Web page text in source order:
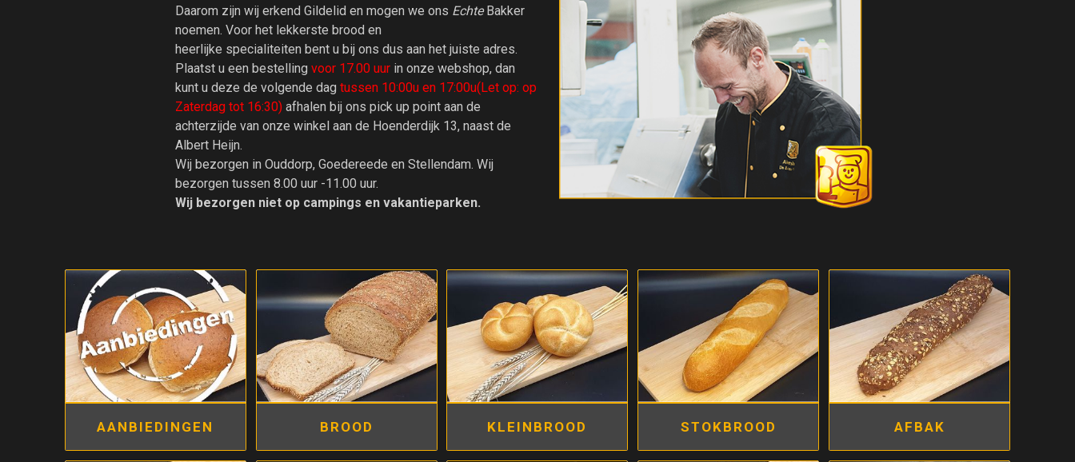
Daarom zijn wij erkend Gildelid en mogen we ons EchteBakker
noemen. Voor het lekkerste brood en
heerlijke specialiteiten bent u bij ons dus aan het juiste adres.
Plaatst u een bestelling voor 17.00 uurin onze webshop, dan
kunt u deze de volgende dag tussen 10:00u en 17:00u(Let op: op
Zaterdag tot 16:30) afhalen bij ons pick up point aan de
achterzijde van onze winkel aan de Hoenderdijk 13, naast de
Albert Heijn.
Wij bezorgen in Ouddorp, Goedereede en Stellendam. Wij
bezorgen tussen 8.00 uur -11.00 uur.
Wij bezorgen niet op campings en vakantieparken.
AANBIEDINGEN BROOD KLEINBROOD STOKBROOD AFBAK